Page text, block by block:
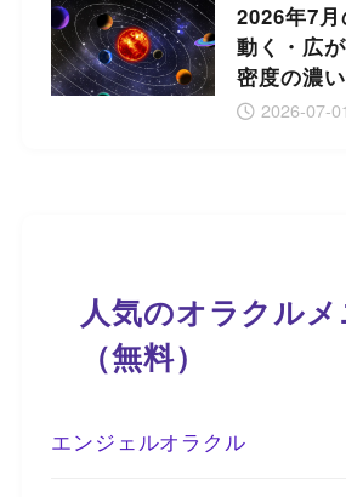
2026年7
動く・広
密度の濃
2026-07-01
人気のオラクル
（無料）
エンジェルオラクル